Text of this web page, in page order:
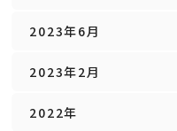
2023年6月
2023年2月
2022年